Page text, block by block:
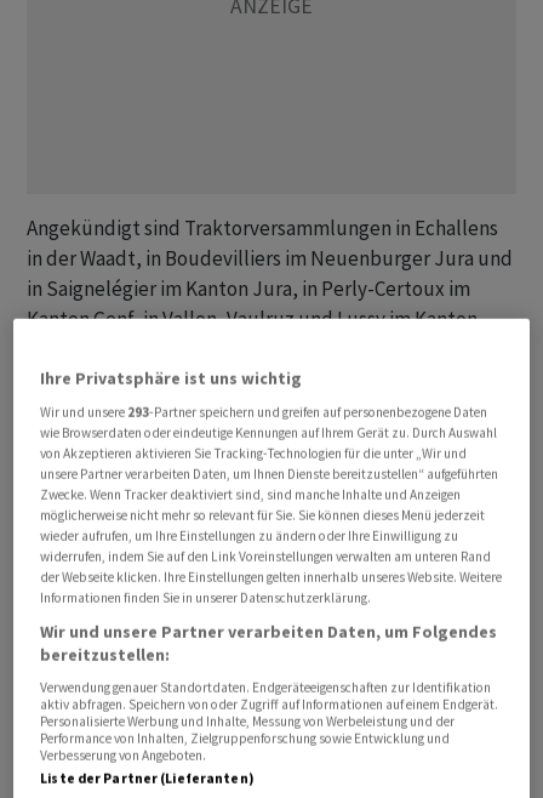
Angekündigt sind Traktorversammlungen in Echallens
in der Waadt, in Boudevilliers im Neuenburger Jura und
in Saignelégier im Kanton Jura, in Perly-Certoux im
Kanton Genf, in Vallon, Vaulruz und Lussy im Kanton
sollten im Thurgau an mehreren Orten Aktionen
stattfinden. Der Kanton Zürich stand erst für Freitag auf
dem Programm: Hinwil, Bülach und Affoltern am Albis.
«Zwischen Echallens und Goumoëns erwarten wir bis zu
500 Traktoren auf einem Feld, um ein grosses SOS zu
bilden», erklärte der Waadtländer Landwirt Arnaud
Rochat, Initiator der Bewegung Révolte agricole Suisse,
der Nachrichtenagentur Keystone-SDA. Die Idee sei, die
Bauern für gezielte Forderungen zu mobilisieren.
Nach den Bauern-Mobilisierungen in Frankreich,
Deutschland und anderen europäischen Ländern hatte
die Revolte Ende Januar auch die Schweiz erreicht. Am
Ihre Privatsphäre ist uns wichtig
Wir und unsere 293-Partner speichern und greifen auf personenbezogene Daten
wie Browserdaten oder eindeutige Kennungen auf Ihrem Gerät zu. Durch Auswahl
von Akzeptieren aktivieren Sie Tracking-Technologien für die unter „Wir und
unsere Partner verarbeiten Daten, um Ihnen Dienste bereitzustellen“ aufgeführten
Zwecke. Wenn Tracker deaktiviert sind, sind manche Inhalte und Anzeigen
möglicherweise nicht mehr so relevant für Sie. Sie können dieses Menü jederzeit
wieder aufrufen, um Ihre Einstellungen zu ändern oder Ihre Einwilligung zu
widerrufen, indem Sie auf den Link Voreinstellungen verwalten am unteren Rand
der Webseite klicken. Ihre Einstellungen gelten innerhalb unseres Website. Weitere
Informationen finden Sie in unserer Datenschutzerklärung.
Wir und unsere Partner verarbeiten Daten, um Folgendes
bereitzustellen:
Verwendung genauer Standortdaten. Endgeräteeigenschaften zur Identifikation
aktiv abfragen. Speichern von oder Zugriff auf Informationen auf einem Endgerät.
Personalisierte Werbung und Inhalte, Messung von Werbeleistung und der
Performance von Inhalten, Zielgruppenforschung sowie Entwicklung und
Verbesserung von Angeboten.
Liste der Partner (Lieferanten)